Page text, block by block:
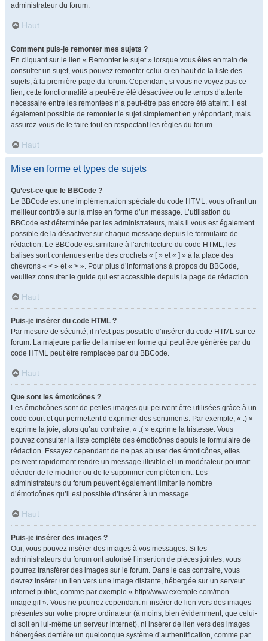
administrateur du forum.
Haut
Comment puis-je remonter mes sujets ?
En cliquant sur le lien « Remonter le sujet » lorsque vous êtes en train de
consulter un sujet, vous pouvez remonter celui-ci en haut de la liste des
sujets, à la première page du forum. Cependant, si vous ne voyez pas ce
lien, cette fonctionnalité a peut-être été désactivée ou le temps d’attente
nécessaire entre les remontées n’a peut-être pas encore été atteint. Il est
également possible de remonter le sujet simplement en y répondant, mais
assurez-vous de le faire tout en respectant les règles du forum.
Haut
Mise en forme et types de sujets
Qu’est-ce que le BBCode ?
Le BBCode est une implémentation spéciale du code HTML, vous offrant un
meilleur contrôle sur la mise en forme d’un message. L’utilisation du
BBCode est déterminée par les administrateurs, mais il vous est également
possible de la désactiver sur chaque message depuis le formulaire de
rédaction. Le BBCode est similaire à l’architecture du code HTML, les
balises sont contenues entre des crochets « [ » et « ] » à la place des
chevrons « < » et « > ». Pour plus d’informations à propos du BBCode,
veuillez consulter le guide qui est accessible depuis la page de rédaction.
Haut
Puis-je insérer du code HTML ?
Par mesure de sécurité, il n’est pas possible d’insérer du code HTML sur ce
forum. La majeure partie de la mise en forme qui peut être générée par du
code HTML peut être remplacée par du BBCode.
Haut
Que sont les émoticônes ?
Les émoticônes sont de petites images qui peuvent être utilisées grâce à un
code court et qui permettent d’exprimer des sentiments. Par exemple, « :) »
exprime la joie, alors qu’au contraire, « :( » exprime la tristesse. Vous
pouvez consulter la liste complète des émoticônes depuis le formulaire de
rédaction. Essayez cependant de ne pas abuser des émoticônes, elles
peuvent rapidement rendre un message illisible et un modérateur pourrait
décider de le modifier ou de le supprimer complètement. Les
administrateurs du forum peuvent également limiter le nombre
d’émoticônes qu’il est possible d’insérer à un message.
Haut
Puis-je insérer des images ?
Oui, vous pouvez insérer des images à vos messages. Si les
administrateurs du forum ont autorisé l’insertion de pièces jointes, vous
pourrez transférer des images sur le forum. Dans le cas contraire, vous
devrez insérer un lien vers une image distante, hébergée sur un serveur
internet public, comme par exemple « http://www.exemple.com/mon-
image.gif ». Vous ne pourrez cependant ni insérer de lien vers des images
présentes sur votre propre ordinateur (à moins, bien évidemment, que celui-
ci soit en lui-même un serveur internet), ni insérer de lien vers des images
hébergées derrière un quelconque système d’authentification, comme par